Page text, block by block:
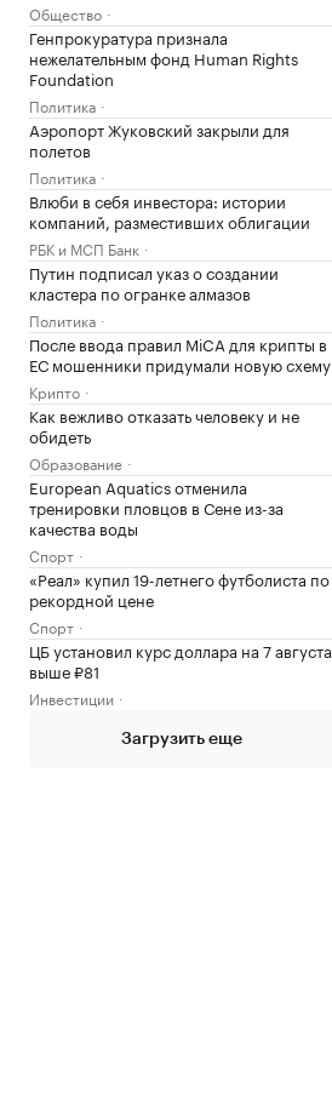
Общество
Генпрокуратура признала
нежелательным фонд Human Rights
Foundation
Политика
Аэропорт Жуковский закрыли для
полетов
Политика
Влюби в себя инвестора: истории
компаний, разместивших облигации
РБК и МСП Банк
Путин подписал указ о создании
кластера по огранке алмазов
Политика
После ввода правил MiCA для крипты в
ЕС мошенники придумали новую схему
Крипто
Как вежливо отказать человеку и не
обидеть
Образование
European Aquatics отменила
тренировки пловцов в Сене из-за
качества воды
Спорт
«Реал» купил 19-летнего футболиста по
рекордной цене
Спорт
ЦБ установил курс доллара на 7 августа
выше ₽81
Инвестиции
Загрузить еще